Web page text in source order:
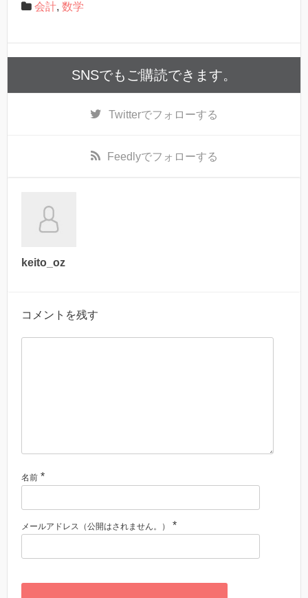
会計, 数学
SNSでもご購読できます。
Twitterでフォローする
Feedlyでフォローする
keito_oz
コメントを残す
名前 *
メールアドレス（公開はされません。） *